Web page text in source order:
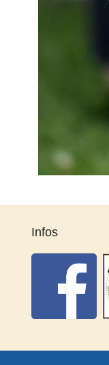
Infos